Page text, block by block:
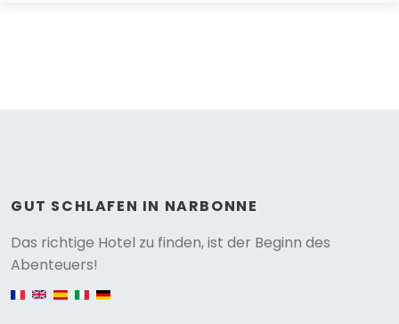
GUT SCHLAFEN IN NARBONNE
Das richtige Hotel zu finden, ist der Beginn des
Abenteuers!